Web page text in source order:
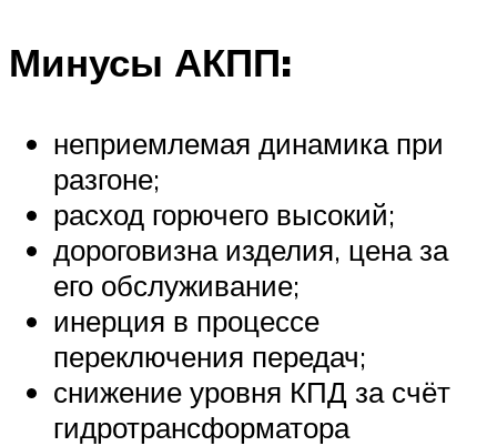
Минусы АКПП:
неприемлемая динамика при
разгоне;
расход горючего высокий;
дороговизна изделия, цена за
его обслуживание;
инерция в процессе
переключения передач;
снижение уровня КПД за счёт
гидротрансформатора